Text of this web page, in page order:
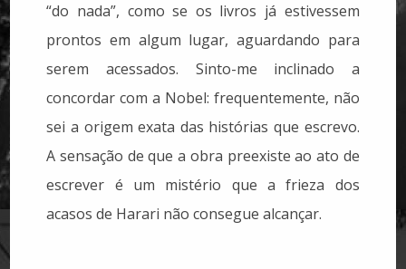
“do nada”, como se os livros já estivessem
prontos em algum lugar, aguardando para
serem acessados. Sinto-me inclinado a
concordar com a Nobel: frequentemente, não
sei a origem exata das histórias que escrevo.
A sensação de que a obra preexiste ao ato de
escrever é um mistério que a frieza dos
acasos de Harari não consegue alcançar.